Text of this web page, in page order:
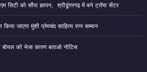
सिटी को सौंपा ज्ञापन, श्रीडूंगरगढ़ में बने ट्रॉमा सेंटर
किया जाएगा मुंशी प्रेमचंद साहित्य रत्न सम्‍मान
बोयल को भेजा कारण बताओ नोटिस